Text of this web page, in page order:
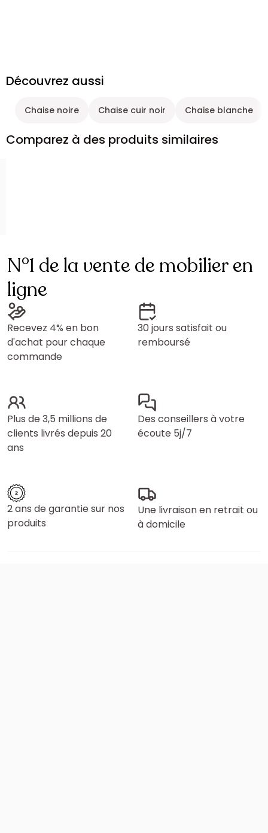
Découvrez aussi
Chaise noire Chaise cuir noir Chaise blanche
Comparez à des produits similaires
N°1 de la vente de mobilier en
ligne
Recevez 4% en bon
d'achat pour chaque
commande
30 jours satisfait ou
remboursé
Plus de 3,5 millions de
clients livrés depuis 20
ans
Des conseillers à votre
écoute 5j/7
2 ans de garantie sur nos
produits
Une livraison en retrait ou
à domicile